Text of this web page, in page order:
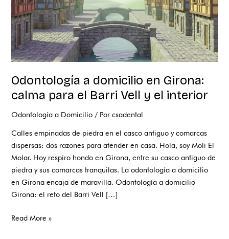
Odontología a domicilio en Girona:
calma para el Barri Vell y el interior
Odontología a Domicilio / Porcsadental
Calles empinadas de piedra en el casco antiguo y comarcas
dispersas: dos razones para atender en casa. Hola, soy Moli El
Molar. Hoy respiro hondo en Girona, entre su casco antiguo de
piedra y sus comarcas tranquilas. La odontología a domicilio
en Girona encaja de maravilla. Odontología a domicilio
Girona: el reto del Barri Vell […]
Barri
Vell
y
el
interior
Read More »